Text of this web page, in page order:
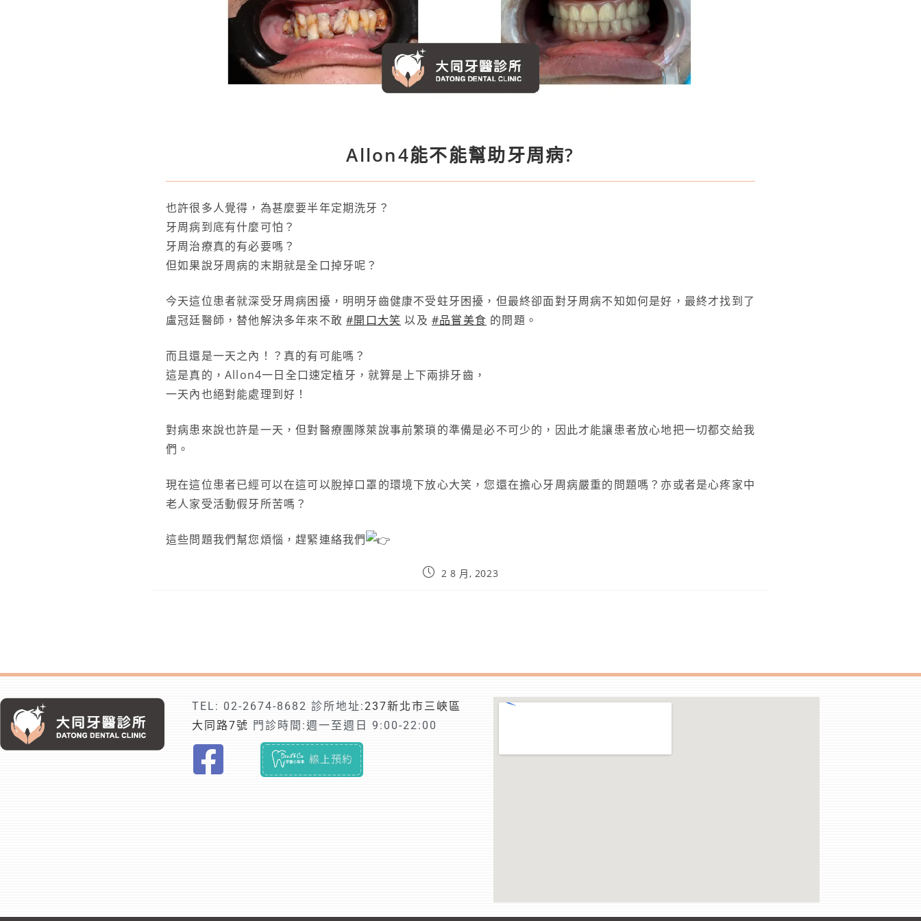
Allon4能不能幫助牙周病?
也許很多人覺得，為甚麼要半年定期洗牙？
牙周病到底有什麼可怕？
牙周治療真的有必要嗎？
但如果說牙周病的末期就是全口掉牙呢？
今天這位患者就深受牙周病困擾，明明牙齒健康不受蛀牙困擾，但最終卻面對牙周病不知如何是好，最終才找到了
盧冠廷醫師，替他解決多年來不敢#開口大笑 以及#品嘗美食 的問題。
而且還是一天之內！？真的有可能嗎？
這是真的，Allon4一日全口速定植牙，就算是上下兩排牙齒，
一天內也絕對能處理到好！
對病患來說也許是一天，但對醫療團隊萊說事前繁瑣的準備是必不可少的，因此才能讓患者放心地把一切都交給我
們。
現在這位患者已經可以在這可以脫掉口罩的環境下放心大笑，您還在擔心牙周病嚴重的問題嗎？亦或者是心疼家中
老人家受活動假牙所苦嗎？
這些問題我們幫您煩惱，趕緊連絡我們
2 8 月, 2023
TEL: 02-2674-8682 診所地址:237新北市三峽區
大同路7號 門診時間:週一至週日 9:00-22:00
F
e